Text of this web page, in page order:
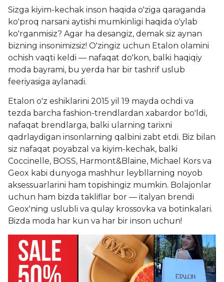
Sizga kiyim-kechak inson haqida o'ziga qaraganda
ko'proq narsani aytishi mumkinligi haqida o'ylab
ko'rganmisiz? Agar ha desangiz, demak siz aynan
bizning insonimizsiz! O'zingiz uchun Etalon olamini
ochish vaqti keldi — nafaqat do'kon, balki haqiqiy
moda bayrami, bu yerda har bir tashrif uslub
feeriyasiga aylanadi.
Etalon o'z eshiklarini 2015 yil 19 mayda ochdi va
tezda barcha fashion-trendlardan xabardor bo'ldi,
nafaqat brendlarga, balki ularning tarixni
qadrlaydigan insonlarning qalbini zabt etdi. Biz bilan
siz nafaqat poyabzal va kiyim-kechak, balki
Coccinelle, BOSS, Harmont&Blaine, Michael Kors va
Geox kabi dunyoga mashhur leybllarning noyob
aksessuarlarini ham topishingiz mumkin. Bolajonlar
uchun ham bizda takliflar bor — italyan brendi
Geox'ning uslubli va qulay krossovka va botinkalari.
Bizda moda har kun va har bir inson uchun!